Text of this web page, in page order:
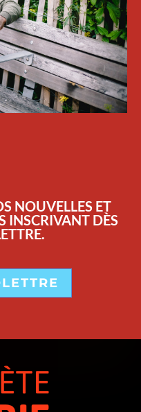
NOUVELLES ET
INSCRIVANT DÈS